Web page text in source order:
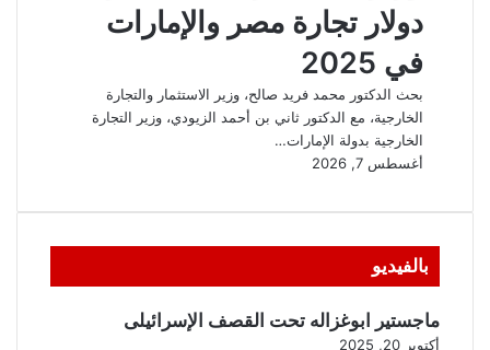
بالفيديو
ماجستير ابوغزاله تحت القصف الإسرائيلى
أكتوبر 20, 2025